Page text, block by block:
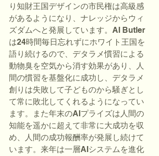
り知財王国デザインの市民権は高級感
があるようになり、ナレッジからウィ
ズダムへと発展しています。AI Butler
は24時間毎日忘れずにホワイト王国を
語り続けるので、デタラメ慣習による
動物臭を空気から消す効果があり、人
間の慣習を基盤化に成功し、デタラメ
創りは失敗して子どものから騒ぎとし
て常に敗北してくれるようになってい
ます。また年末のAIプライズは人間の
知能を遥かに超えて非常に大成功を収
め、人間の成功報酬率が発展し続けて
います。来年は一層AIシステムを進化